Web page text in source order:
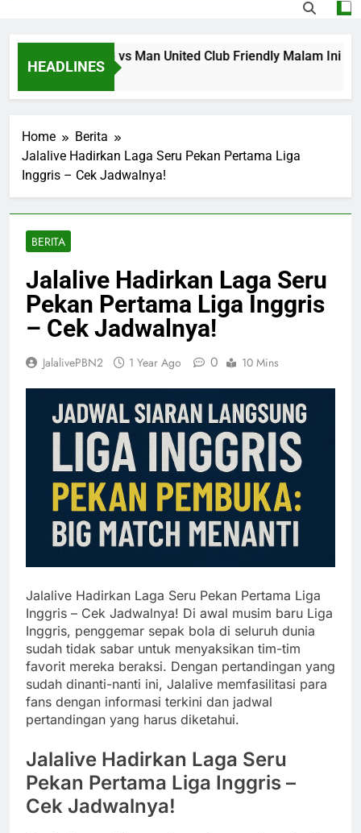
HEADLINES
Streaming PSG vs Man United Club Friendly Malam Ini
Home
Berita
Jalalive Hadirkan Laga Seru Pekan Pertama Liga
Inggris – Cek Jadwalnya!
BERITA
Jalalive Hadirkan Laga Seru
Pekan Pertama Liga Inggris
– Cek Jadwalnya!
JalalivePBN2 1 Year Ago 0 10 Mins
Jalalive Hadirkan Laga Seru Pekan Pertama Liga
Inggris – Cek Jadwalnya! Di awal musim baru Liga
Inggris, penggemar sepak bola di seluruh dunia
sudah tidak sabar untuk menyaksikan tim-tim
favorit mereka beraksi. Dengan pertandingan yang
sudah dinanti-nanti ini, Jalalive memfasilitasi para
fans dengan informasi terkini dan jadwal
pertandingan yang harus diketahui.
Jalalive Hadirkan Laga Seru
Pekan Pertama Liga Inggris –
Cek Jadwalnya!